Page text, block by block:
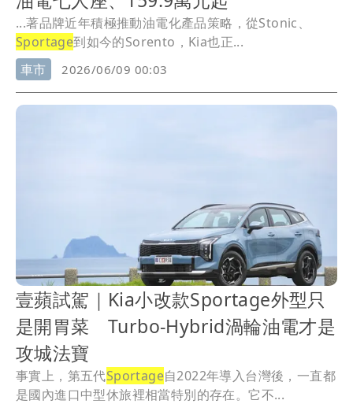
...著品牌近年積極推動油電化產品策略，從Stonic、
Sportage到如今的Sorento，Kia也正...
車市
2026/06/09 00:03
壹蘋試駕｜Kia小改款Sportage外型只
是開胃菜 Turbo-Hybrid渦輪油電才是
攻城法寶
事實上，第五代Sportage自2022年導入台灣後，一直都
是國內進口中型休旅裡相當特別的存在。它不...